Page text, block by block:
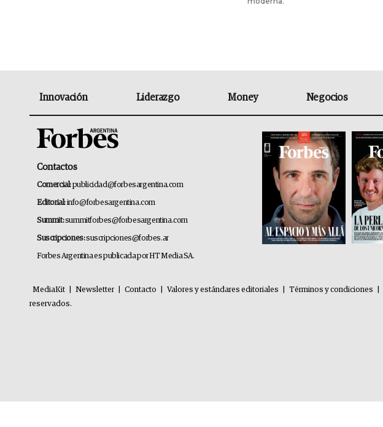
Innovación Liderazgo Money Negocios
Contactos
Comercial:publicidad@forbesargentina.com
Editorial:info@forbesargentina.com
Summit:summitforbes@forbesargentina.com
Suscripciones:suscripciones@forbes.ar
Forbes Argentina es publicada por HT Media SA.
MediaKit Newsletter Contacto Valores y estándares editoriales Términos y condiciones
reservados.